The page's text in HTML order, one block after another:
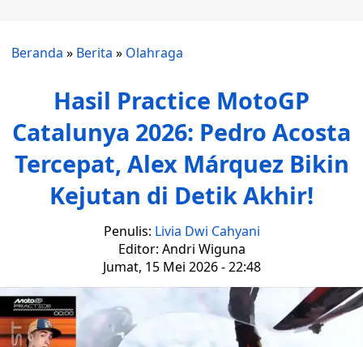
Beranda » Berita » Olahraga
Hasil Practice MotoGP
Catalunya 2026: Pedro Acosta
Tercepat, Alex Márquez Bikin
Kejutan di Detik Akhir!
Penulis: Livia Dwi Cahyani
Editor: Andri Wiguna
Jumat, 15 Mei 2026 - 22:48